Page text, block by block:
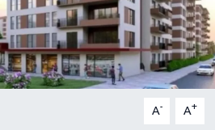
A- A+